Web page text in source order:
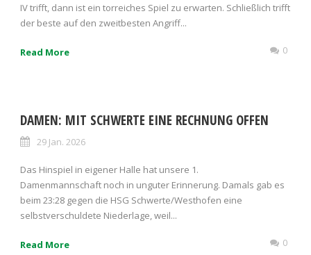
IV trifft, dann ist ein torreiches Spiel zu erwarten. Schließlich trifft
der beste auf den zweitbesten Angriff...
Read More 0
DAMEN: MIT SCHWERTE EINE RECHNUNG OFFEN
29 Jan. 2026
Das Hinspiel in eigener Halle hat unsere 1.
Damenmannschaft noch in unguter Erinnerung. Damals gab es
beim 23:28 gegen die HSG Schwerte/Westhofen eine
selbstverschuldete Niederlage, weil...
Read More 0